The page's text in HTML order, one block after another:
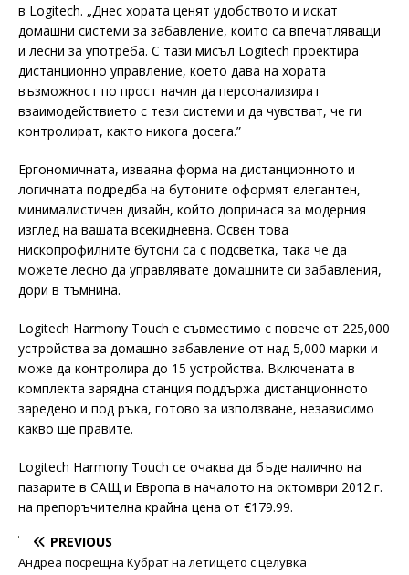
в Logitech. „Днес хората ценят удобството и искат
домашни системи за забавление, които са впечатляващи
и лесни за употреба. С тази мисъл Logitech проектира
дистанционно управление, което дава на хората
възможност по прост начин да персонализират
взаимодействието с тези системи и да чувстват, че ги
контролират, както никога досега.”
Ергономичната, изваяна форма на дистанционното и
логичната подредба на бутоните оформят елегантен,
минималистичен дизайн, който допринася за модерния
изглед на вашата всекидневна. Освен това
нископрофилните бутони са с подсветка, така че да
можете лесно да управлявате домашните си забавления,
дори в тъмнина.
Logitech Harmony Touch е съвместимо с повече от 225,000
устройства за домашно забавление от над 5,000 марки и
може да контролира до 15 устройства. Включената в
комплекта зарядна станция поддържа дистанционното
заредено и под ръка, готово за използване, независимо
какво ще правите.
Logitech Harmony Touch се очаква да бъде налично на
пазарите в САЩ и Европа в началото на октомври 2012 г.
на препоръчителна крайна цена от €179.99.
PREVIOUS
Андреа посрещна Кубрат на летището с целувка